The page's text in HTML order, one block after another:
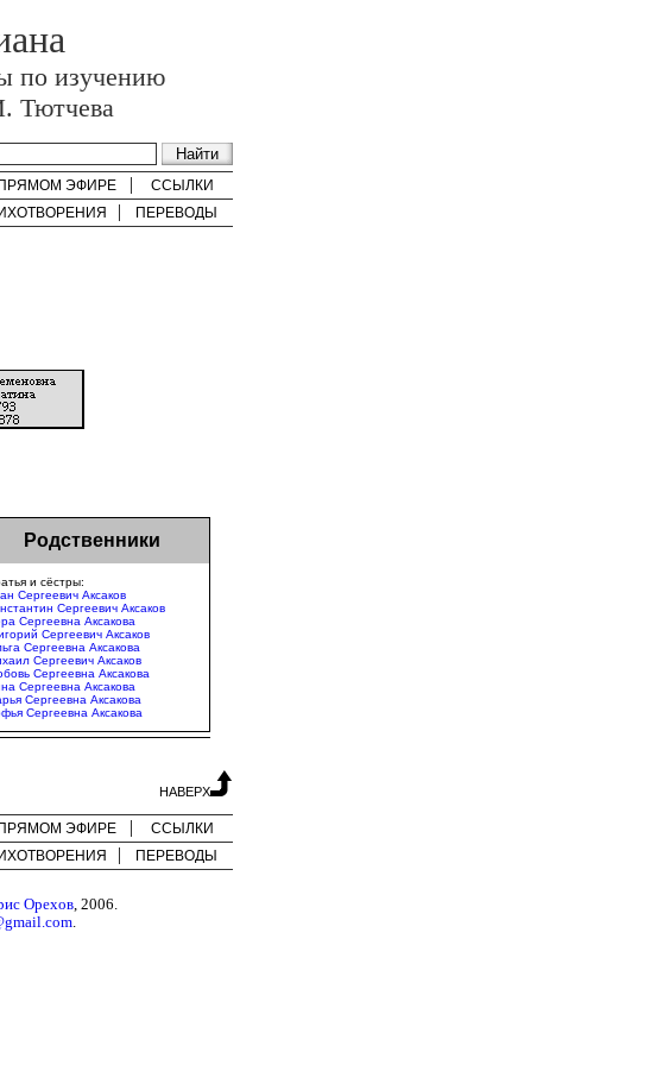
по изучению
Тютчева
ЭФИРЕ
ССЫЛКИ
ПЕРЕВОДЫ
Родственники
и сёстры:
Сергеевич Аксаков
Сергеевич Аксаков
Сергеевна Аксакова
Сергеевич Аксаков
Сергеевна Аксакова
Сергеевич Аксаков
Сергеевна Аксакова
Сергеевна Аксакова
Сергеевна Аксакова
Сергеевна Аксакова
НАВЕРХ
ЭФИРЕ
ССЫЛКИ
ПЕРЕВОДЫ
Орехов, 2006.
.